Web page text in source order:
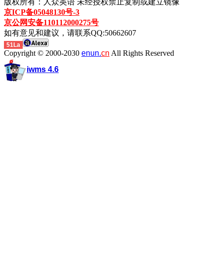
版权所有：人众英语 未经授权禁止复制或建立镜像
京ICP备05048130号-3
京公网安备110112000275号
如有意见和建议，请联系QQ:50662607
51La
Copyright © 2000-2030 enun.cn All Rights Reserved
iwms 4.6